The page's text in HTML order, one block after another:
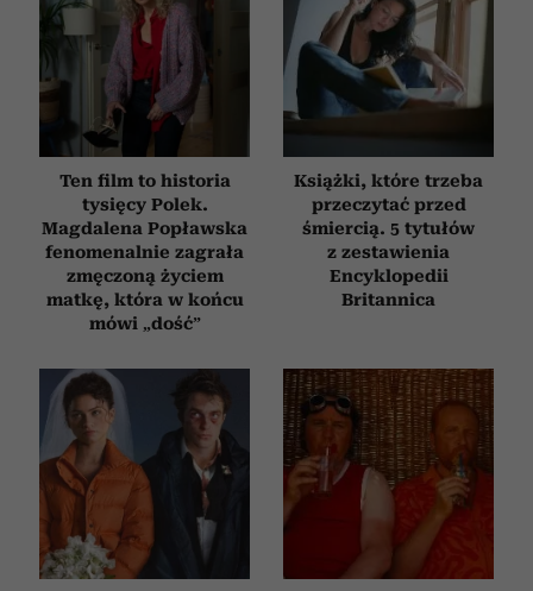
Ten film to historia
tysięcy Polek.
Magdalena Popławska
fenomenalnie zagrała
zmęczoną życiem
matkę, która w końcu
mówi „dość”
Książki, które trzeba
przeczytać przed
śmiercią. 5 tytułów
z zestawienia
Encyklopedii
Britannica